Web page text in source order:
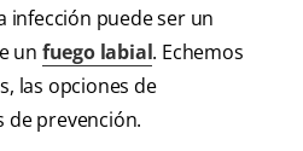
infección puede ser un
un fuego labial. Echemos
las opciones de
de prevención.